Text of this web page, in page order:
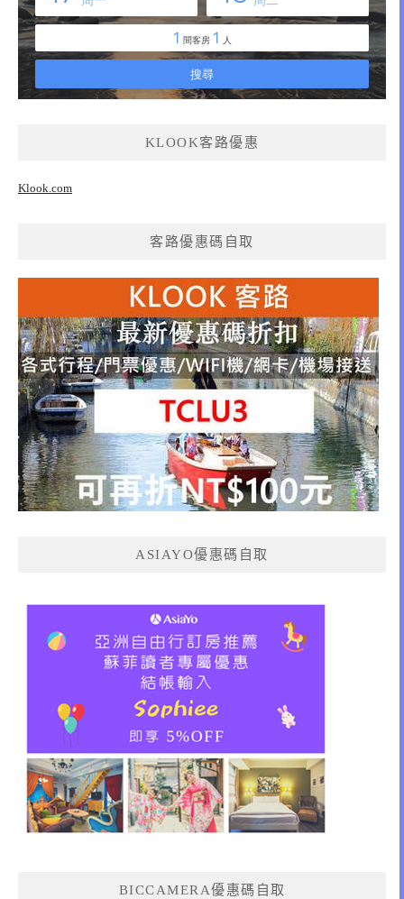
KLOOK客路優惠
Klook.com
客路優惠碼自取
ASIAYO優惠碼自取
BICCAMERA優惠碼自取